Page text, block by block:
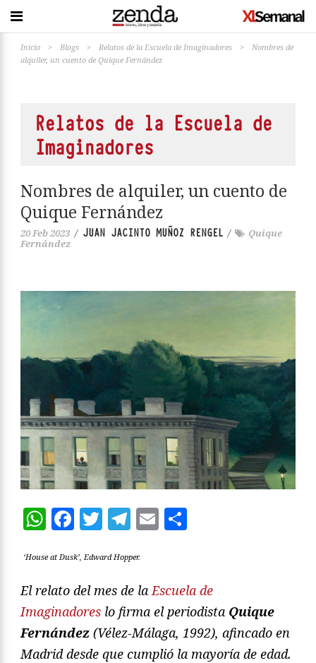
Inicio > Blogs > Relatos de la Escuela de Imaginadores >
Nombres de
alquiler, un cuento de Quique Fernández
Relatos de la Escuela de
Imaginadores
Nombres de alquiler, un cuento de
Quique Fernández
20 Feb 2023 / JUAN JACINTO MUÑOZ RENGEL /
Quique
Fernández
WhatsApp
Facebook
Twitter
Telegram
Email
‘House at Dusk’, Edward Hopper.
El relato del mes de laEscuela de
Imaginadores lo firma el periodista Quique
Fernández (Vélez-Málaga, 1992), afincado en
Madrid desde que cumplió la mayoría de edad.